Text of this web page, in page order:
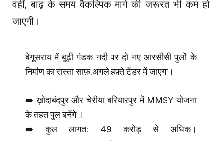
वहीं, बाढ़ के समय वैकल्पिक मार्ग की जरूरत भी कम हो
जाएगी।
बेगूसराय में बूढ़ी गंडक नदी पर दो नए आरसीसी पुलों के
निर्माण का रास्ता साफ़,अगले हफ़्ते टेंडर में जाएगा।
➡️ ख़ोदाबंदपुर और चेरीया बरियारपुर में MMSY योजना
के तहत पुल बनेंगे ।
➡️ कुल लागत: ₹49 करोड़ से अधिक।